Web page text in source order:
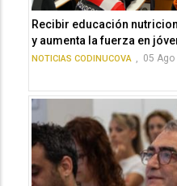
Recibir educación
y aumenta la fuerza en
NOTICIAS CODINUCOVA 05 Ago